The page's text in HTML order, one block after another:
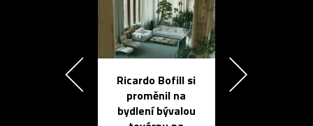
Ricardo Bofill si
proměnil na
bydlení bývalou